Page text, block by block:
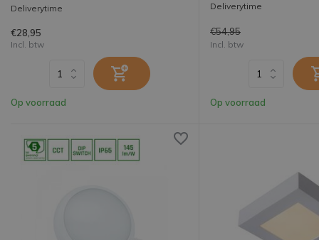
Deliverytime
€28,95
Incl. btw
Op voorraad
Deliverytime
€54,95
Incl. btw
Op voorraad